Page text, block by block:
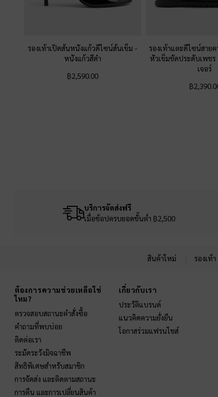
รองเท้าเปิดส้นหนังแก้วดีไซน์ส้นเข็ม-
หนังแก้วสีดำ
฿2,590.00
รองเท้าแตะดีไซน์สาย
หัวเข็มขัดประดับเพชร
เจอร์
฿
บริการจัดส่งฟรี
เมื่อช้อปครบยอดขั้นต่ำ ฿2,500
สินค้าใหม่ รองเท้า
ต้องการความช่วยเหลือใช่
ไหม?
ตรวจสอบสถานะคำสั่งซื้อ
คำถามที่พบบ่อย
ติดต่อเรา
ระมัดระวังมิจฉาชีพ
สิทธิพิเศษสำหรับสมาชิก
การจัดส่ง และติดตามสถานะ
การคืน และการเปลี่ยนสินค้า
เกี่ยวกับเรา
ประวัติแบรนด์
แนวคิดความยั่งยืน
โอกาสร่วมแฟรนไชส์